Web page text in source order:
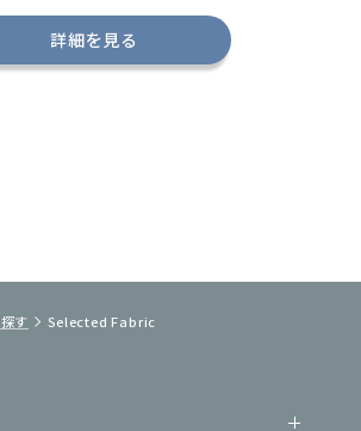
詳細を見る
す Selected Fabric